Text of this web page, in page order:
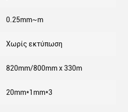
0.25mm~m
Χωρίς εκτύπωση
820mm/800mm x 330m
20mm*1mm*3